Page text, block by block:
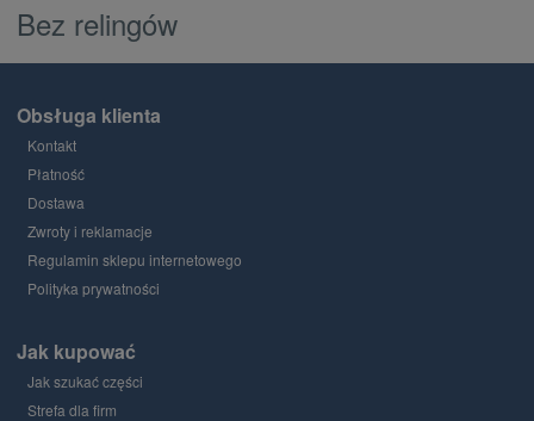
Bez relingów
Obsługa klienta
Kontakt
Płatność
Dostawa
Zwroty i reklamacje
Regulamin sklepu internetowego
Polityka prywatności
Jak kupować
Jak szukać części
Strefa dla firm